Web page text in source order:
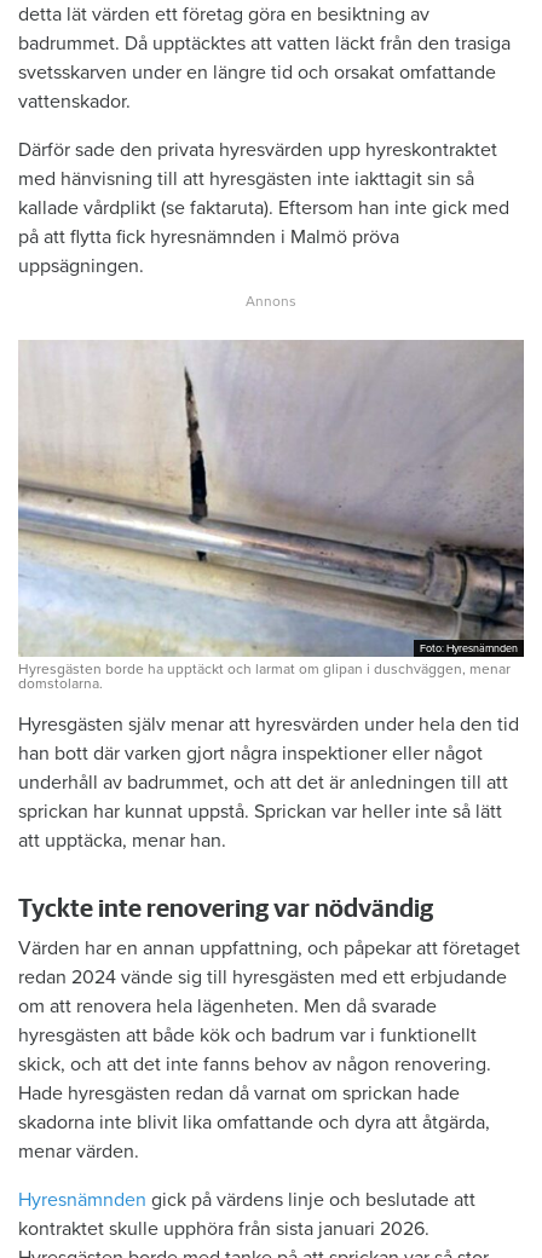
detta lät värden ett företag göra en besiktning av
badrummet. Då upptäcktes att vatten läckt från den trasiga
svetsskarven under en längre tid och orsakat omfattande
vattenskador.
Därför sade den privata hyresvärden upp hyreskontraktet
med hänvisning till att hyresgästen inte iakttagit sin så
kallade vårdplikt (se faktaruta). Eftersom han inte gick med
på att flytta fick hyresnämnden i Malmö pröva
uppsägningen.
Foto: Hyresnämnden
Foto: Hyresnämnden
Hyresgästen borde ha upptäckt och larmat om glipan i duschväggen, menar
domstolarna.
Hyresgästen själv menar att hyresvärden under hela den tid
han bott där varken gjort några inspektioner eller något
underhåll av badrummet, och att det är anledningen till att
sprickan har kunnat uppstå. Sprickan var heller inte så lätt
att upptäcka, menar han.
Tyckte inte renovering var nödvändig
Värden har en annan uppfattning, och påpekar att företaget
redan 2024 vände sig till hyresgästen med ett erbjudande
om att renovera hela lägenheten. Men då svarade
hyresgästen att både kök och badrum var i funktionellt
skick, och att det inte fanns behov av någon renovering.
Hade hyresgästen redan då varnat om sprickan hade
skadorna inte blivit lika omfattande och dyra att åtgärda,
menar värden.
Hyresnämnden gick på värdens linje och beslutade att
kontraktet skulle upphöra från sista januari 2026.